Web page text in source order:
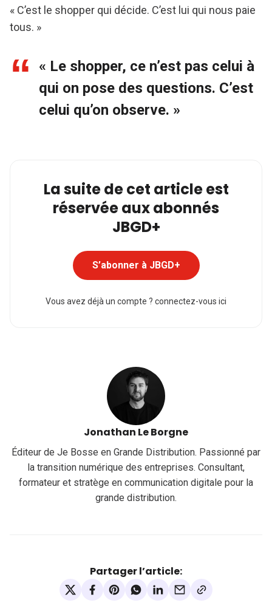
« C’est le shopper qui décide. C’est lui qui nous paie
tous. »
« Le shopper, ce n’est pas celui à
qui on pose des questions. C’est
celui qu’on observe. »
La suite de cet article est
réservée aux abonnés
JBGD+
S’abonner à JBGD+
Vous avez déjà un compte ? connectez-vous ici
Jonathan Le Borgne
Éditeur de Je Bosse en Grande Distribution. Passionné par
la transition numérique des entreprises. Consultant,
formateur et stratège en communication digitale pour la
grande distribution.
Partager l’article: